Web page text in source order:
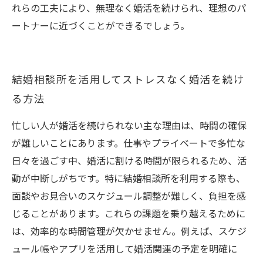
れらの工夫により、無理なく婚活を続けられ、理想のパ
ートナーに近づくことができるでしょう。
結婚相談所を活用してストレスなく婚活を続け
る方法
忙しい人が婚活を続けられない主な理由は、時間の確保
が難しいことにあります。仕事やプライベートで多忙な
日々を過ごす中、婚活に割ける時間が限られるため、活
動が中断しがちです。特に結婚相談所を利用する際も、
面談やお見合いのスケジュール調整が難しく、負担を感
じることがあります。これらの課題を乗り越えるために
は、効率的な時間管理が欠かせません。例えば、スケジ
ュール帳やアプリを活用して婚活関連の予定を明確に